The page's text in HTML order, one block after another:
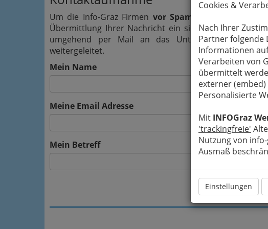
Cookies &
Nach Ihrer
Partner folgende
Informationen
Verarbeiten von
übermittelt
externer
Personalisierte
Mit INFOGraz
'trackingfreie'
Nutzung von
Ausmaß
Einstellungen
Um die Info-Graz Firmen vor Spam-Mails zu
Übermittlung Ihrer Nachricht ein sicheres Formular.
umgehend per Mail an das Unternehmen Copy
weitergeleitet.
Mein Name
Meine Email Adresse
Mein Betreff